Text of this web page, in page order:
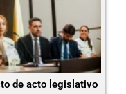
de acto legislativo